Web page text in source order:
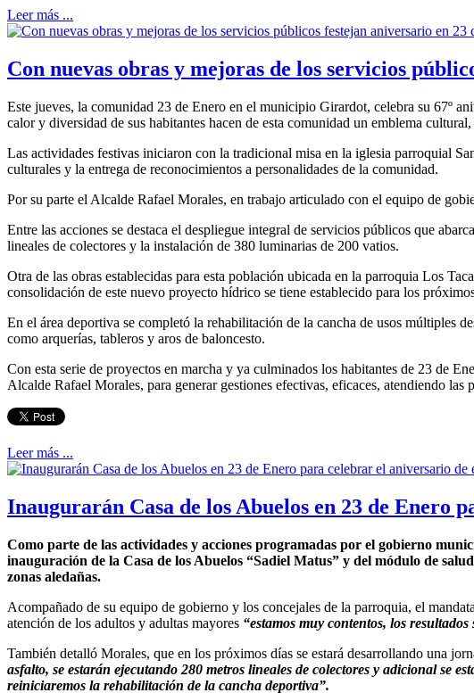
Leer más ...
Con nuevas obras y mejoras de los servicios
Este jueves, la comunidad 23 de Enero en el municipio Girardot, celebra su 67º
calor y diversidad de sus habitantes hacen de esta comunidad un emblema
Las actividades festivas iniciaron con la tradicional misa en la iglesia parroquial
culturales y la entrega de reconocimientos a personalidades de la comunidad.
Por su parte el Alcalde Rafael Morales, en trabajo articulado con el equipo de
Entre las acciones se destaca el despliegue integral de servicios públicos que
lineales de colectores y la instalación de 380 luminarias de 200 vatios.
Otra de las obras establecidas para esta población ubicada en la parroquia Los
consolidación de este nuevo proyecto hídrico se tiene establecido para los
En el área deportiva se completó la rehabilitación de la cancha de usos
como arquerías, tableros y aros de baloncesto.
Con esta serie de proyectos en marcha y ya culminados los habitantes de 23 de
Alcalde Rafael Morales, para generar gestiones efectivas, eficaces, atendiendo las
Leer más ...
Inaugurarán Casa de los Abuelos en 23 de Enero
Como parte de las actividades y acciones programadas por el gobierno
inauguración de la Casa de los Abuelos “Sadiel Matus” y del módulo de
zonas aledañas.
Acompañado de su equipo de gobierno y los concejales de la parroquia, el
atención de los adultos y adultas mayores “estamos muy contentos, los
También detalló Morales, que en los próximos días se estará desarrollando una
asfalto, se estarán ejecutando 280 metros lineales de colectores y adicional se
reiniciaremos la rehabilitación de la cancha deportiva”.